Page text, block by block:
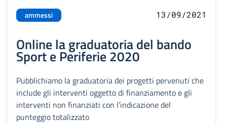
ammessi 13/09/2021
Online la graduatoria del bando
Sport e Periferie 2020
Pubblichiamo la graduatoria dei progetti pervenuti che
include gli interventi oggetto di finanziamento e gli
interventi non finanziati con l’indicazione del
punteggio totalizzato